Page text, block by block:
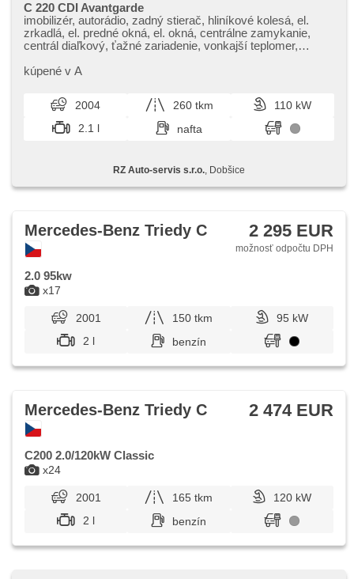
C 220 CDI Avantgarde
imobilizér, autorádio, zadný stierač, hliníkové kolesá, el.
zrkadlá, el. predné okná, el. okná, centrálne zamykanie,
centrál diaľkový, ťažné zariadenie, vonkajší teplomer,
podvozka (ESP), 8x airbag, zadný pohon, aut. prevodovka,
kúpené v A
2004 260 tkm
110 kW
2.1 l
nafta
RZ Auto-servis s.r.o. , Dobšice
x17
Mercedes-Benz Triedy C 2 295 EUR
možnosť odpočtu DPH
2.0 95kw
2001 150 tkm
95 kW
2 l
benzín
x24
Mercedes-Benz Triedy C 2 474 EUR
C200 2.0/120kW Classic
2001 165 tkm
120 kW
2 l
benzín